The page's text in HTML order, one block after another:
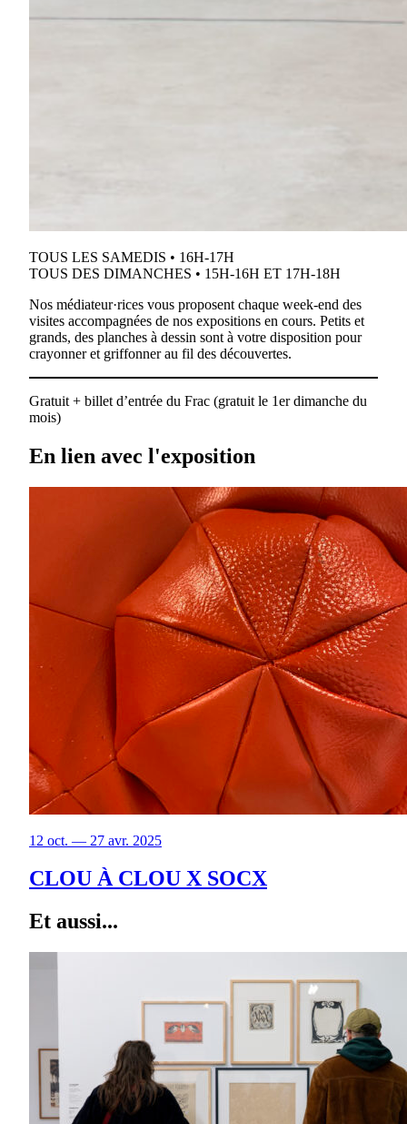
TOUS LES SAMEDIS • 16H-17H
TOUS DES DIMANCHES • 15H-16H ET 17H-18H
Nos médiateur·rices vous proposent chaque week-end des
visites accompagnées de nos expositions en cours. Petits et
grands, des planches à dessin sont à votre disposition pour
crayonner et griffonner au fil des découvertes.
Gratuit + billet d’entrée du Frac (gratuit le 1er dimanche du
mois)
En lien avec l'exposition
12 oct. — 27 avr. 2025
CLOU À CLOU X SOCX
Et aussi...